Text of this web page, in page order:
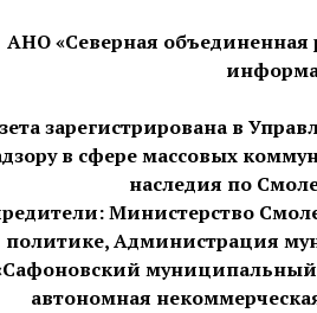
АНО «Северная объединенная
зарегистрирована в
в сфере массовых
наследия по
Министерство
политике, Администрация
муниципальный
автономная